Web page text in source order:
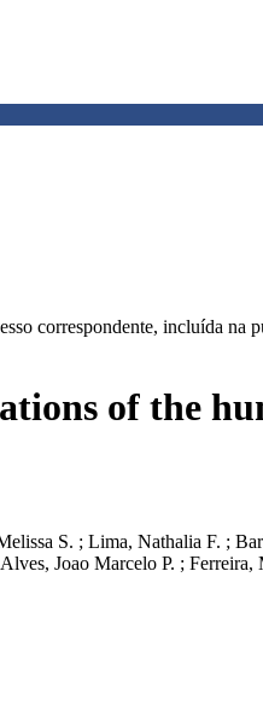
correspondente, incluída na
of the
S. ; Lima, Nathalia F. ;
Joao Marcelo P. ; Ferreira,